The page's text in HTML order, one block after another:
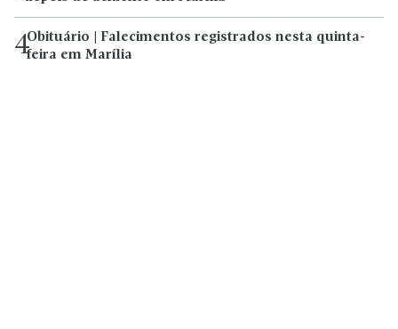
4Obituário | Falecimentos registrados nesta quinta-
feira em Marília